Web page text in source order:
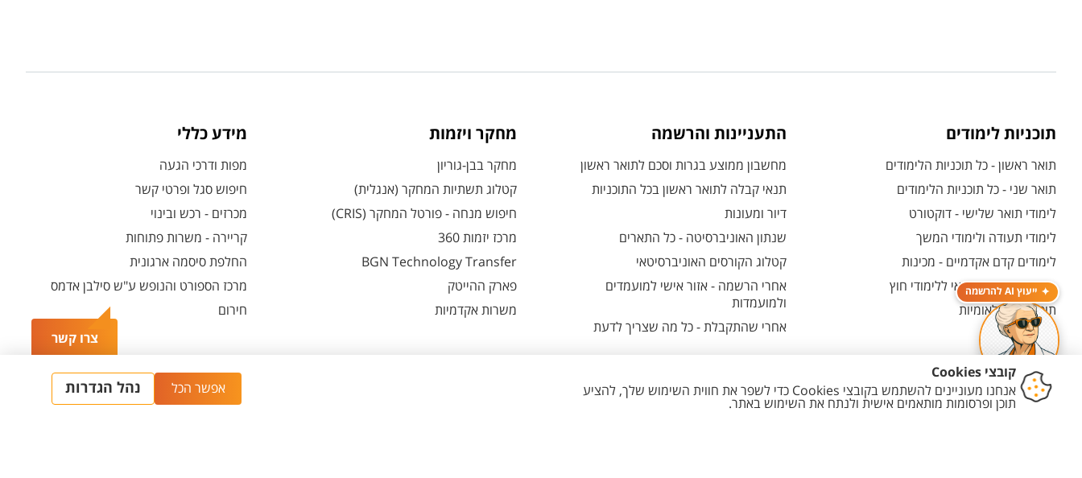
צרו קשר
ייעוץ AI להרשמה
תוכניות לימודים
תואר ראשון - כל תוכניות הלימודים
תואר שני - כל תוכניות הלימודים
לימודי תואר שלישי - דוקטורט
לימודי תעודה ולימודי המשך
לימודים קדם אקדמיים - מכינות
המרכז האוניברסיטאי ללימודי חוץ
תוכניות בין-לאומיות
התעניינות והרשמה
מחשבון ממוצע בגרות וסכם לתואר ראשון
תנאי קבלה לתואר ראשון בכל התוכניות
דיור ומעונות
שנתון האוניברסיטה - כל התארים
קטלוג הקורסים האוניברסיטאי
אחרי הרשמה - אזור אישי למועמדים
ולמועמדות
אחרי שהתקבלת - כל מה שצריך לדעת
מחקר ויזמות
מחקר בבן-גוריון
קטלוג תשתיות המחקר (אנגלית)
חיפוש מנחה - פורטל המחקר (CRIS)
מרכז יזמות 360
BGN Technology Transfer
פארק ההייטק
משרות אקדמיות
מידע כללי
מפות ודרכי הגעה
חיפוש סגל ופרטי קשר
מכרזים - רכש ובינוי
קריירה - משרות פתוחות
החלפת סיסמה ארגונית
מרכז הספורט והנופש ע"ש סילבן אדמס
חירום